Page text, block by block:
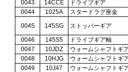
0043 14CCE ドライブギア
0044
1025A スタードラグ座金
0045
145SG ストッパーギア
0046
145S5 ドライブギア軸
0047
10JDZ ウォームシャフトギ
0048
10HJG ウォームシャフトギ
0049
10J47 ウォームシャフトギ